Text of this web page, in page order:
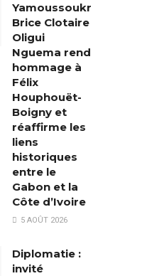
Yamoussoukro,
Brice Clotaire
Oligui
Nguema rend
hommage à
Félix
Houphouët-
Boigny et
réaffirme les
liens
historiques
entre le
Gabon et la
Côte d’Ivoire
5 AOÛT 2026
Diplomatie :
invité